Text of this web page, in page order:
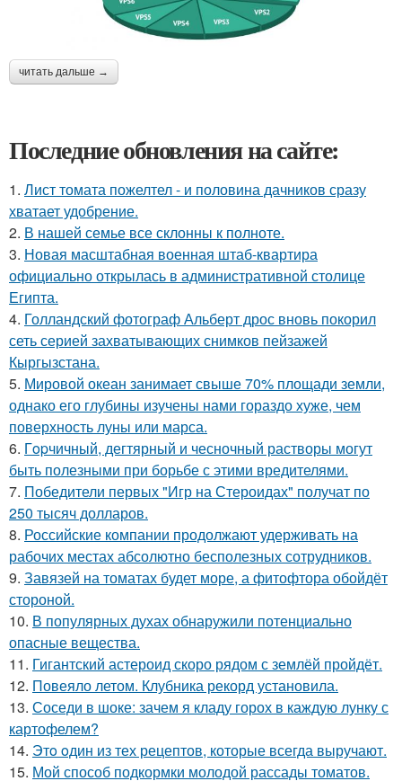
читать дальше →
Последние обновления на сайте:
1. Лист томата пожелтел - и половина дачников сразу
хватает удобрение.
2. В нашей семье все склонны к полноте.
3. Новая масштабная военная штаб-квартира
официально открылась в административной столице
Египта.
4. Голландский фотограф Альберт дрос вновь покорил
сеть серией захватывающих снимков пейзажей
Кыргызстана.
5. Мировой океан занимает свыше 70% площади земли,
однако его глубины изучены нами гораздо хуже, чем
поверхность луны или марса.
6. Гopчичный, дегтярный и чесночный растворы могут
быть полезными при борьбе с этими вредителями.
7. Победители первых "Игр на Стероидах" получат по
250 тысяч долларов.
8. Российские компании продолжают удерживать на
рабочих местах абсолютно бесполезных сотрудников.
9. Завязей на томатах будет море, а фитофтора обойдёт
стороной.
10. В популярных духах обнаружили потенциально
опасные вещества.
11. Гигантский астероид скоро рядом с землёй пройдёт.
12. Повеяло летом. Клубника рекорд установила.
13. Соседи в шоке: зачем я кладу горох в каждую лунку с
картофелем?
14. Этo oдин из тех рецептов, которые всегда выручают.
15. Мой способ подкормки молодой рассады томатов.